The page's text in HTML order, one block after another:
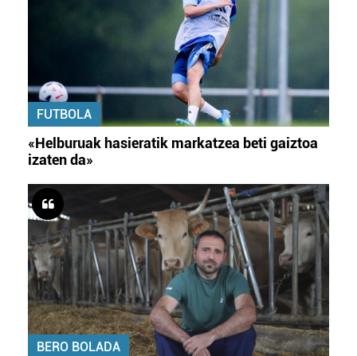
FUTBOLA
«Helburuak hasieratik markatzea beti gaiztoa
izaten da»
BERO BOLADA